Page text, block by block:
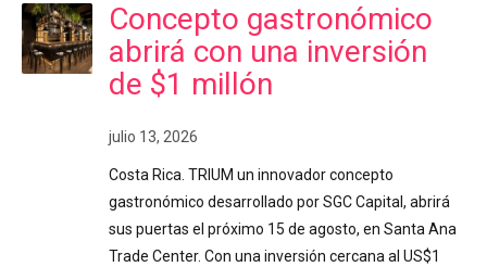
Concepto gastronómico
abrirá con una inversión
de $1 millón
julio 13, 2026
Costa Rica. TRIUM un innovador concepto
gastronómico desarrollado por SGC Capital, abrirá
sus puertas el próximo 15 de agosto, en Santa Ana
Trade Center. Con una inversión cercana al US$1